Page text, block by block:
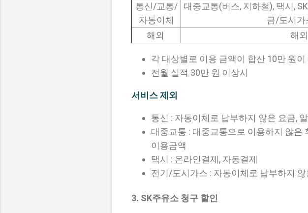
통신/교통/
자동이체
대중교통(버스, 지하철), 택시,
금/도시가
해외
해
각 대상별로 이용 금액이 합산 10만 원
전월 실적 30만 원 이상시
서비스 제외
통신 : 자동이체로 납부하지 않은 요금,
대중교통 : 대중교통으로 이용하지 않은
이용금액
택시 : 온라인결제, 자동결제
전기/도시가스 : 자동이체로 납부하지 않
3. SK주유소 청구 할인